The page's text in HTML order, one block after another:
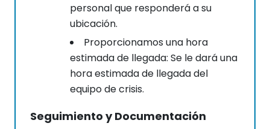
personal que responderá a su
ubicación.
Proporcionamos una hora
estimada de llegada: Se le dará una
hora estimada de llegada del
equipo de crisis.
Seguimiento y Documentación